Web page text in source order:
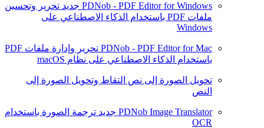
PDNob - PDF Editor for Windows جديد تحرير وتحسين
ملفات PDF باستخدام الذكاء الاصطناعي على
Windows
PDNob - PDF Editor for Mac
تحرير وإدارة ملفات PDF
باستخدام الذكاء الاصطناعي على نظام macOS
تحويل الصورة إلى نص التقاط وتحويل الصورة إلى
النص
PDNob Image Translator جديد ترجمة الصورة باستخدام
OCR